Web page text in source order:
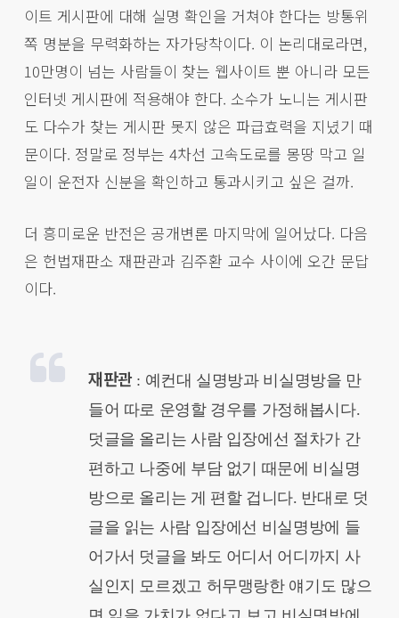
이트 게시판에 대해 실명 확인을 거쳐야 한다는 방통위
쪽 명분을 무력화하는 자가당착이다. 이 논리대로라면,
10만명이 넘는 사람들이 찾는 웹사이트 뿐 아니라 모든
인터넷 게시판에 적용해야 한다. 소수가 노니는 게시판
도 다수가 찾는 게시판 못지 않은 파급효력을 지녔기 때
문이다. 정말로 정부는 4차선 고속도로를 몽땅 막고 일
일이 운전자 신분을 확인하고 통과시키고 싶은 걸까.
더 흥미로운 반전은 공개변론 마지막에 일어났다. 다음
은 헌법재판소 재판관과 김주환 교수 사이에 오간 문답
이다.
재판관 : 예컨대 실명방과 비실명방을 만
들어 따로 운영할 경우를 가정해봅시다.
덧글을 올리는 사람 입장에선 절차가 간
편하고 나중에 부담 없기 때문에 비실명
방으로 올리는 게 편할 겁니다. 반대로 덧
글을 읽는 사람 입장에선 비실명방에 들
어가서 덧글을 봐도 어디서 어디까지 사
실인지 모르겠고 허무맹랑한 얘기도 많으